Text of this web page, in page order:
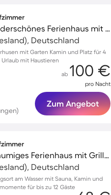
Voll ausgestattetes wunderschönes Ferienhaus mit Garten | Haustiere sind willkommen
Deutschland
mit Garten Kamin und Platz für 4
mit Haustieren
ab 100 €
pro Nacht
Zum Angebot
Voll ausgestattetes geräumiges Ferienhaus mit Grill, Terrasse und Garten | Flussblick | Haustiere erlaubt
Deutschland
am Wasser mit Sauna, Kamin und
für bis zu 12 Gäste